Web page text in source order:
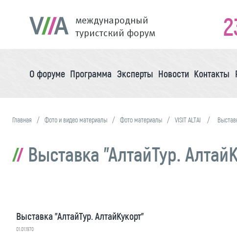
международный
туристский форум
О форуме Программа Эксперты Новости Контакты
Главная Фото и видео материалы Фото материалы VISIT ALTAI
Выставка "АлтайТур.
Выставка "АлтайТур. АлтайКукорт"
01.01.1970